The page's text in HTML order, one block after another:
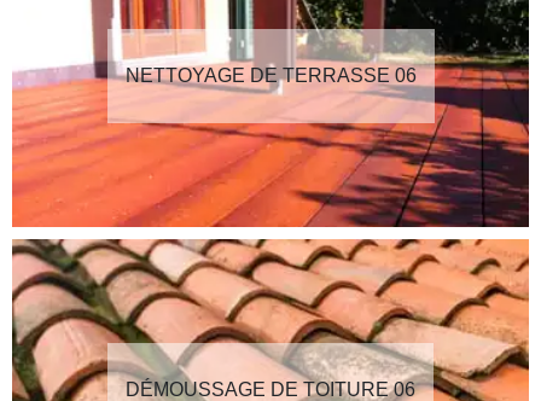
NETTOYAGE DE TERRASSE 06
DÉMOUSSAGE DE TOITURE 06